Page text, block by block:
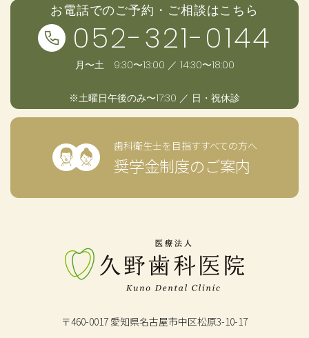
お電話でのご予約・ご相談はこちら
052-321-0144
月〜土 9:30〜13:00 ／ 14:30〜18:00
※土曜日午後のみ〜17:30 ／ 日・祝休診
歯科衛生士を目指すすべての方へ
奨学金制度のご案内
〒460-0017 愛知県名古屋市中区松原3-10-17